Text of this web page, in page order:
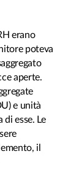
erano
poteva
aperte.
e unità
esse. Le
il